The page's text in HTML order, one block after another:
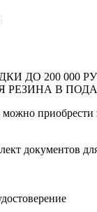
ДО 200 000
РЕЗИНА В
приобрести
документов